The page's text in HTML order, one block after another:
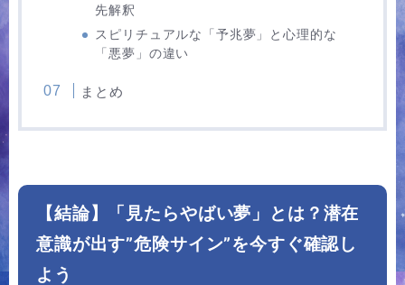
先解釈
スピリチュアルな「予兆夢」と心理的な
「悪夢」の違い
まとめ
【結論】「見たらやばい夢」とは？潜在
意識が出す”危険サイン”を今すぐ確認し
よう